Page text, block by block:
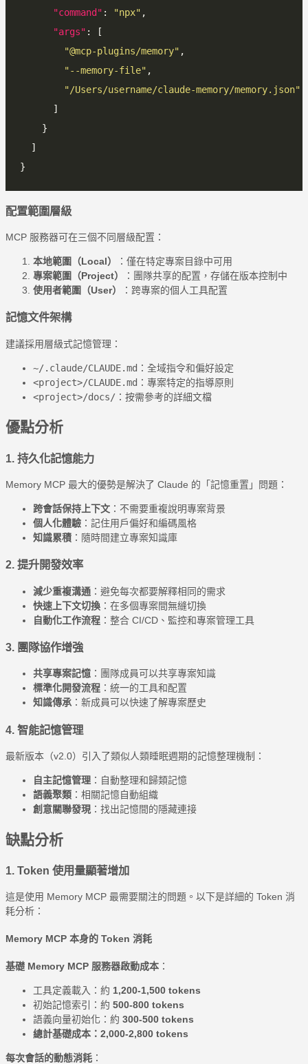
"command" : "npx"
"args"
"@mcp-plugins/memory"
"--memory-file"
"/Users/username/claude-memory/memory.json"
配置範圍層級
MCP 服務器可在三個不同層級配置：
本地範圍（Local）
：僅在特定專案目錄中可用
專案範圍（Project）
：團隊共享的配置，存儲在版本控制中
使用者範圍（User）
：跨專案的個人工具配置
記憶文件架構
建議採用層級式記憶管理：
~/.claude/CLAUDE.md ：全域指令和偏好設定
<project>/CLAUDE.md ：專案特定的指導原則
<project>/docs/ ：按需參考的詳細文檔
優點分析
1. 持久化記憶能力
Memory MCP 最大的優勢是解決了 Claude 的「記憶重置」問題：
跨會話保持上下文 ：不需要重複說明專案背景
個人化體驗 ：記住用戶偏好和編碼風格
知識累積 ：隨時間建立專案知識庫
2. 提升開發效率
減少重複溝通 ：避免每次都要解釋相同的需求
快速上下文切換 ：在多個專案間無縫切換
自動化工作流程 ：整合 CI/CD、監控和專案管理工具
3. 團隊協作增強
共享專案記憶 ：團隊成員可以共享專案知識
標準化開發流程 ：統一的工具和配置
知識傳承 ：新成員可以快速了解專案歷史
4. 智能記憶管理
最新版本（v2.0）引入了類似人類睡眠週期的記憶整理機制：
自主記憶管理 ：自動整理和歸類記憶
語義聚類 ：相關記憶自動組織
創意關聯發現 ：找出記憶間的隱藏連接
缺點分析
1. Token 使用量顯著增加
這是使用 Memory MCP 最需要關注的問題。以下是詳細的 Token 消
耗分析：
Memory MCP 本身的 Token 消耗
基礎 Memory MCP 服務器啟動成本 ：
工具定義載入：約 1,200-1,500 tokens
初始記憶索引：約 500-800 tokens
語義向量初始化：約 300-500 tokens
總計基礎成本：2,000-2,800 tokens
每次會話的動態消耗 ：